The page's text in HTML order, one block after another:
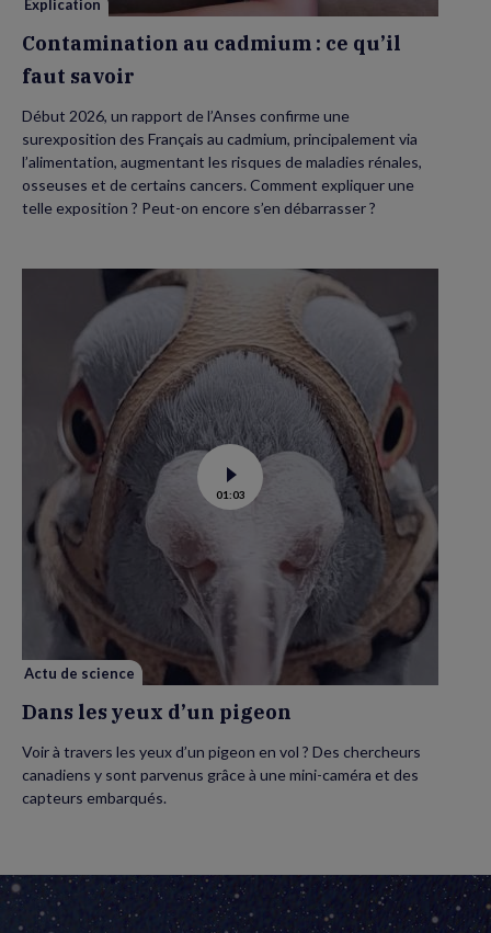
Explication
Contamination au cadmium : ce qu’il
faut savoir
Début 2026, un rapport de l’Anses confirme une
surexposition des Français au cadmium, principalement via
l’alimentation, augmentant les risques de maladies rénales,
osseuses et de certains cancers. Comment expliquer une
telle exposition ? Peut-on encore s’en débarrasser ?
Voir
la
vidéo
01:03
Actu de science
Dans les yeux d’un pigeon
Voir à travers les yeux d’un pigeon en vol ? Des chercheurs
canadiens y sont parvenus grâce à une mini-caméra et des
capteurs embarqués.